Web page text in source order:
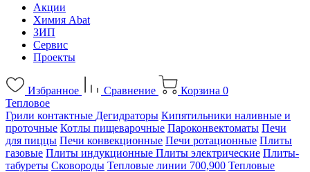
Акции
Химия Abat
ЗИП
Сервис
Проекты
Избранное Сравнение Корзина 0
Тепловое
Грили контактные Дегидраторы Кипятильники наливные и
проточные Котлы пищеварочные Пароконвектоматы Печи
для пиццы Печи конвекционные Печи ротационные Плиты
газовые Плиты индукционные Плиты электрические Плиты-
табуреты Сковороды Тепловые линии 700,900 Тепловые